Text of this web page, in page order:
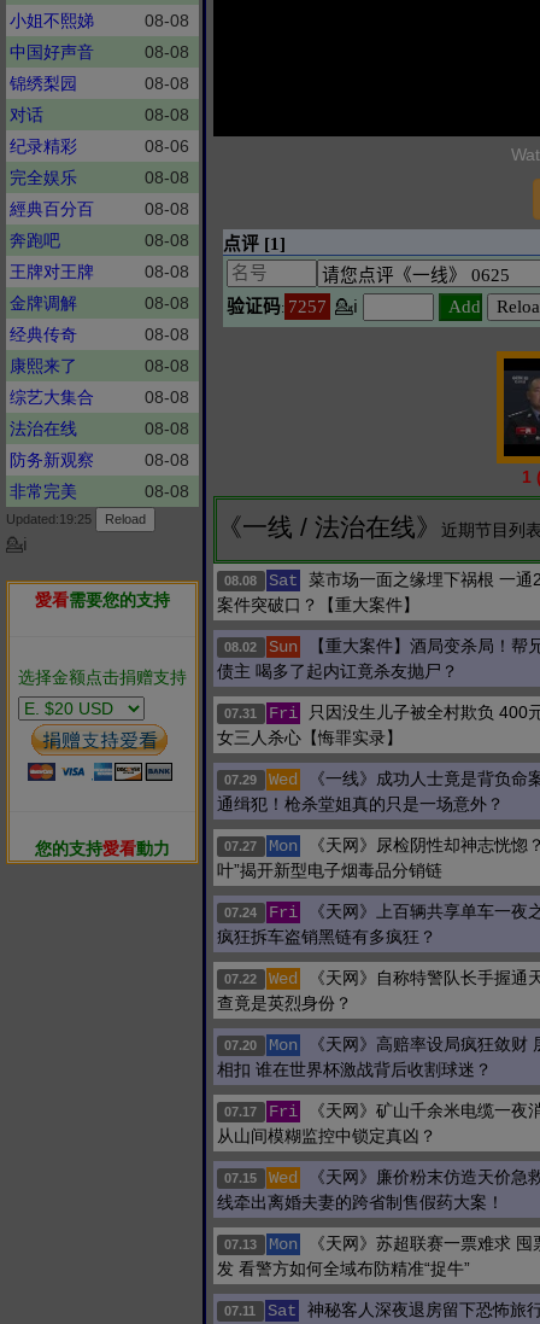
小姐不熙娣
08-08
中国好声音
08-08
锦绣梨园
08-08
对话
08-08
纪录精彩
08-06
完全娱乐
08-08
經典百分百
08-08
奔跑吧
08-08
王牌对王牌
08-08
金牌调解
08-08
经典传奇
08-08
康熙来了
08-08
综艺大集合
08-08
法治在线
08-08
防务新观察
08-08
非常完美
08-08
Updated:19:25
💁ℹ
愛看需要您的支持
选择金额点击捐赠支持
您的支持愛看動力
1
《一线 / 法治在线》 近期节目列
08.08 Sat
菜市场一面之缘埋下祸根 一通
案件突破口？【重大案件】
08.02 Sun
【重大案件】酒局变杀局！帮
债主 喝多了起内讧竟杀友抛尸？
07.31 Fri
只因没生儿子被全村欺负 400
女三人杀心【悔罪实录】
07.29 Wed
《一线》成功人士竟是背负命
通缉犯！枪杀堂姐真的只是一场意外？
07.27 Mon
《天网》尿检阴性却神志恍惚
叶”揭开新型电子烟毒品分销链
07.24 Fri
《天网》上百辆共享单车一夜
疯狂拆车盗销黑链有多疯狂？
07.22 Wed
《天网》自称特警队长手握通
查竟是英烈身份？
07.20 Mon
《天网》高赔率设局疯狂敛财
相扣 谁在世界杯激战背后收割球迷？
07.17 Fri
《天网》矿山千余米电缆一夜
从山间模糊监控中锁定真凶？
07.15 Wed
《天网》廉价粉末仿造天价急
线牵出离婚夫妻的跨省制售假药大案！
07.13 Mon
《天网》苏超联赛一票难求
发 看警方如何全域布防精准“捉牛”
07.11 Sat
神秘客人深夜退房留下恐怖旅